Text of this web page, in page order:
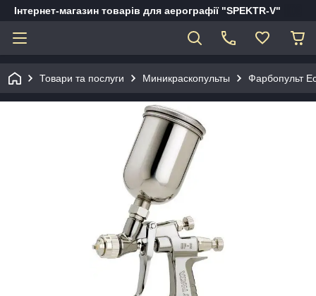
Інтернет-магазин товарів для аерографії "SPEKTR-V"
Товари та послуги Миникраскопульты Фарбопульт